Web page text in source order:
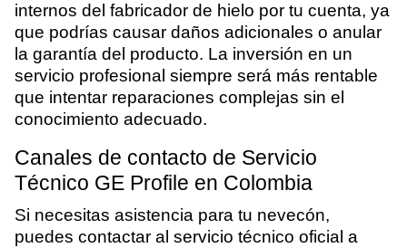
internos del fabricador de hielo por tu cuenta, ya
que podrías causar daños adicionales o anular
la garantía del producto. La inversión en un
servicio profesional siempre será más rentable
que intentar reparaciones complejas sin el
conocimiento adecuado.
Canales de contacto de Servicio
Técnico GE Profile en Colombia
Si necesitas asistencia para tu nevecón,
puedes contactar al servicio técnico oficial a